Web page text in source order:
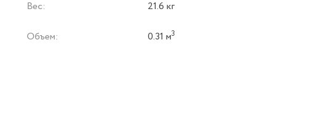
Вес: 21.6 кг
Объем: 0.31 м3